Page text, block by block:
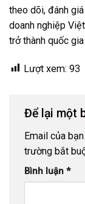
theo dõi, đánh
doanh nghiệp
trở thành quốc
Lượt xem: 93
Để lại một
Email của
trường bắt
Bình luận *